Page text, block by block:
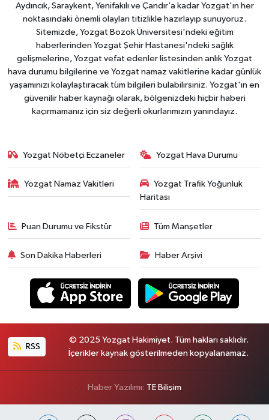
Aydıncık, Saraykent, Yenifakılı ve Çandır’a kadar Yozgat'ın her
noktasındaki önemli olayları titizlikle hazırlayıp sunuyoruz.
Sitemizde, Yozgat Bozok Üniversitesi'ndeki eğitim
haberlerinden Yozgat Şehir Hastanesi'ndeki sağlık
gelişmelerine, Yozgat vefat edenler listesinden anlık Yozgat
hava durumu bilgilerine ve Yozgat namaz vakitlerine kadar günlük
yaşamınızı kolaylaştıracak tüm bilgileri bulabilirsiniz. Yozgat'ın en
güvenilir haber kaynağı olarak, bölgenizdeki hiçbir haberi
kaçırmamanız için siz değerli okurlarımızın yanındayız.
Yozgat Nöbetçi Eczaneler Yozgat Hava Durumu
Yozgat Namaz Vakitleri
Yozgat Trafik Yoğunluk
Haritası
Puan Durumu ve Fikstür Tüm Manşetler
Son Dakika Haberleri Haber Arşivi
RSS
© 2025 Yozgat Hakimiyet. Tüm hakları saklıdır.
İçerikler kaynak gösterilmeden kopyalanamaz.
Haber Yazılımı: TE Bilişim